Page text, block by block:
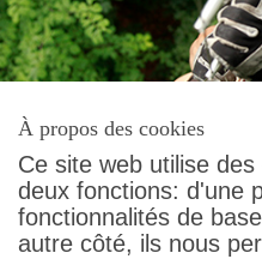
À propos des cookies
Ce site web utilise
deux fonctions: d'une
fonctionnalités de
autre côté, ils nous